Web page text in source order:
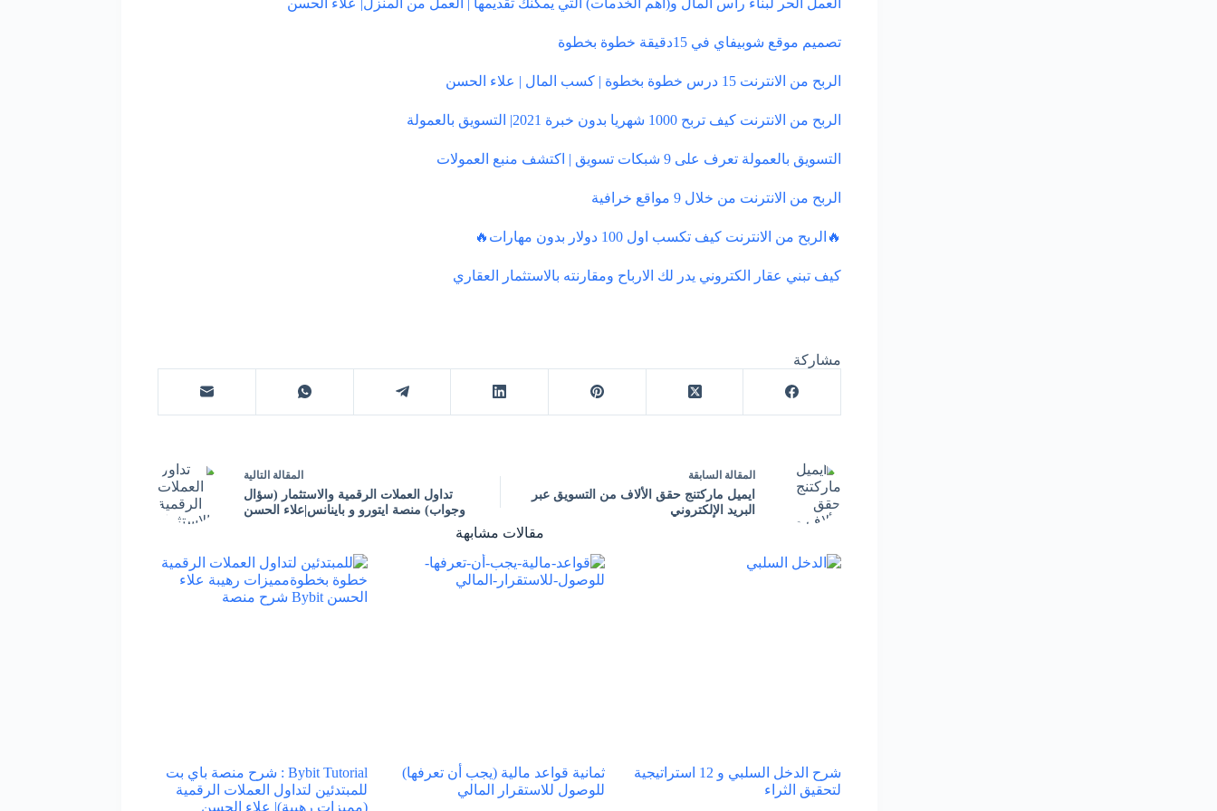
تصميم موقع شوبيفاي في 15دقيقة خطوة بخطوة
الربح من الانترنت 15 درس خطوة بخطوة | كسب المال | علاء الحسن
الربح من الانترنت كيف تربح 1000 شهريا بدون خبرة 2021| التسويق بالعمولة
التسويق بالعمولة تعرف على 9 شبكات تسويق | اكتشف منبع العمولات
الربح من الانترنت من خلال 9 مواقع خرافية
🔥الربح من الانترنت كيف تكسب اول 100 دولار بدون مهارات🔥
كيف تبني عقار الكتروني يدر لك الارباح ومقارنته بالاستثمار العقاري
مشاركة
المقالة السابقة
ايميل ماركتنج حقق الألاف من التسويق عبر
البريد الإلكتروني
المقالة التالية
تداول العملات الرقمية والاستثمار (سؤال
وجواب) منصة ايتورو و باينانس|علاء الحسن
مقالات مشابهة
شرح الدخل السلبي و 12 استراتيجية
لتحقيق الثراء
ثمانية قواعد مالية (يجب أن تعرفها)
للوصول للاستقرار المالي
Bybit Tutorial : شرح منصة باي بت
للمبتدئين لتداول العملات الرقمية
(مميزات رهيبة)| علاء الحسن